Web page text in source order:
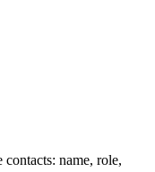
name, role,